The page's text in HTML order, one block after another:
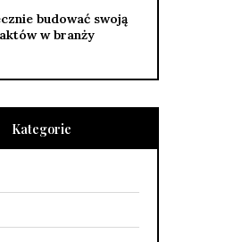
budować swoją
w branży
Kategorie